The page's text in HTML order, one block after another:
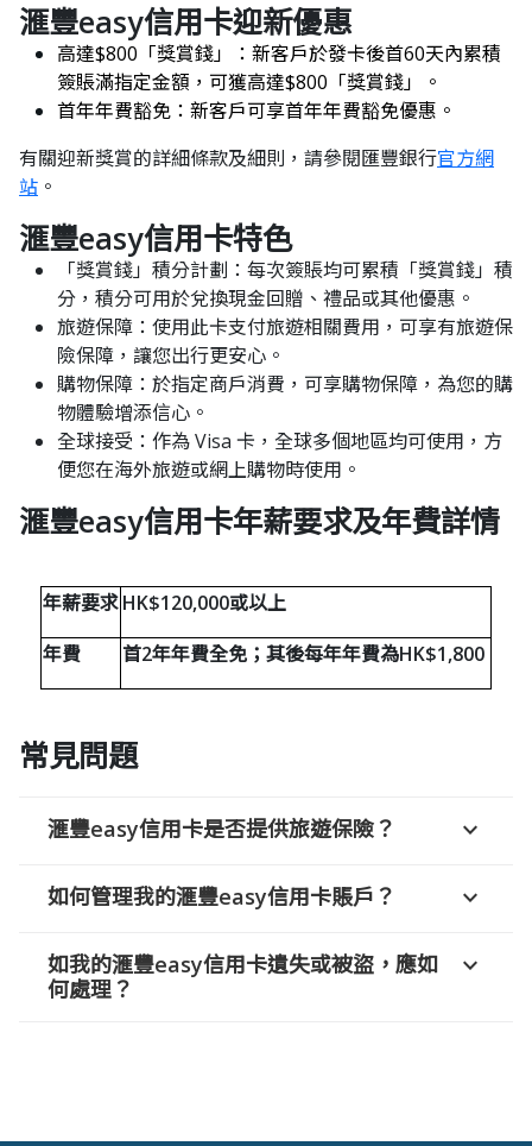
滙豐easy信用卡迎新優惠
高達$800「獎賞錢」：​新客戶於發卡後首60天內累積
簽賬滿指定金額，可獲高達$800「獎賞錢」。​
首年年費豁免：​新客戶可享首年年費豁免優惠。
有關迎新獎賞的詳細條款及細則，請參閱匯豐銀行官方網
站 。
滙豐easy信用卡特色
「獎賞錢」積分計劃：​每次簽賬均可累積「獎賞錢」積
分，積分可用於兌換現金回贈、禮品或其他優惠。​
旅遊保障：​使用此卡支付旅遊相關費用，可享有旅遊保
險保障，讓您出行更安心。​
購物保障：​於指定商戶消費，可享購物保障，為您的購
物體驗增添信心。​
全球接受：​作為 Visa 卡，全球多個地區均可使用，方
便您在海外旅遊或網上購物時使用。
滙豐easy信用卡年薪要求及年費詳情
年薪要求HK$120,000或以上
年費
首2年年費全免；其後每年年費為HK$1,800 ​
常見問題
滙豐easy信用卡是否提供旅遊保險？​ expand_more
如何管理我的滙豐easy信用卡賬戶？ expand_more
如我的滙豐easy信用卡遺失或被盜，應如
何處理？
expand_more